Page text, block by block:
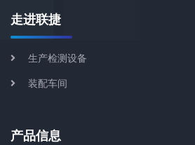
走进联捷
生产检测设备
装配车间
产品信息